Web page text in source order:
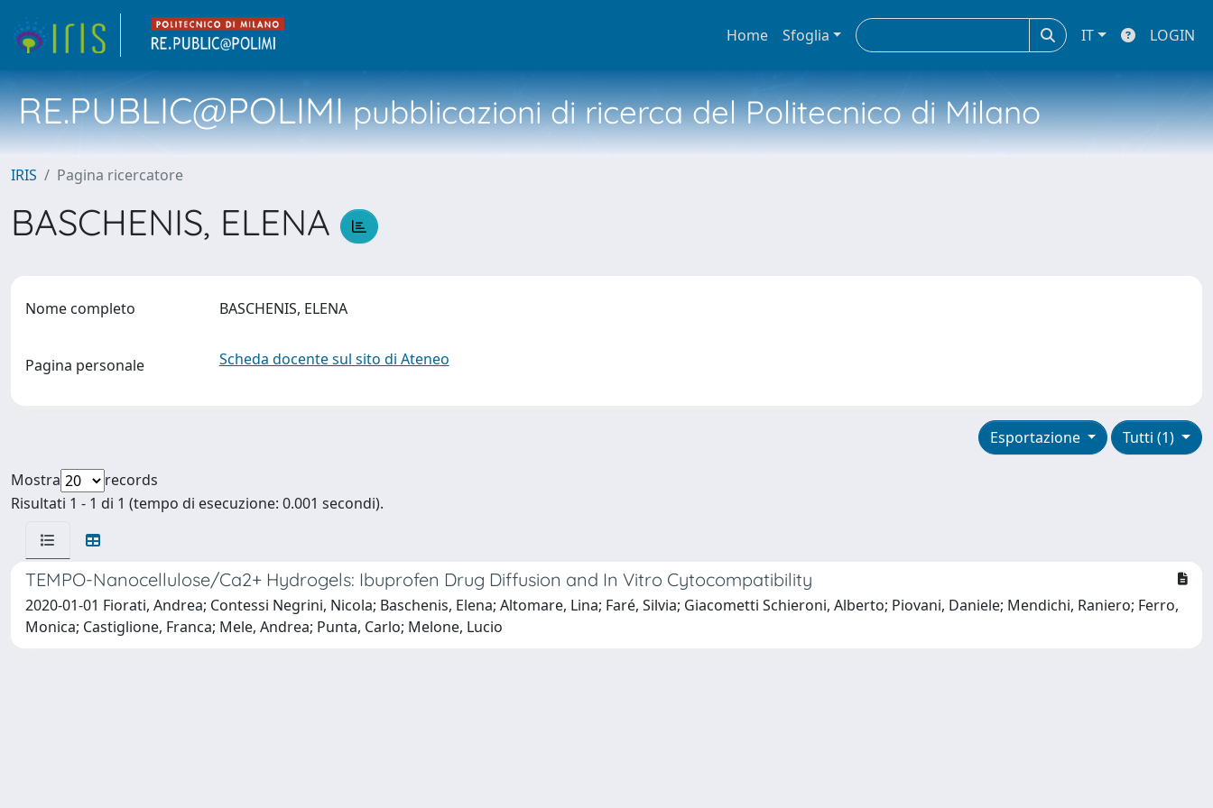
Home Sfoglia IT LOGIN
RE.PUBLIC@POLIMIpubblicazioni di ricerca del Politecnico di Milano
IRIS Pagina ricercatore
BASCHENIS, ELENA
Nome completo BASCHENIS, ELENA
Pagina personale Scheda docente sul sito di Ateneo
Tutti (1)
Esportazione
Mostra
records
Risultati 1 - 1 di 1 (tempo di esecuzione: 0.001 secondi).
TEMPO-Nanocellulose/Ca2+ Hydrogels: Ibuprofen Drug Diffusion and In Vitro Cytocompatibility
2020-01-01 Fiorati, Andrea; Contessi Negrini, Nicola; Baschenis, Elena; Altomare, Lina; Faré, Silvia; Giacometti Schieroni, Alberto; Piovani, Daniele; Mendichi, Raniero; Ferro,
Monica; Castiglione, Franca; Mele, Andrea; Punta, Carlo; Melone, Lucio